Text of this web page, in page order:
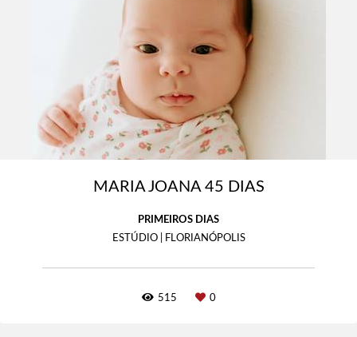
MARIA JOANA 45 DIAS
PRIMEIROS DIAS
ESTÚDIO | FLORIANÓPOLIS
515 0